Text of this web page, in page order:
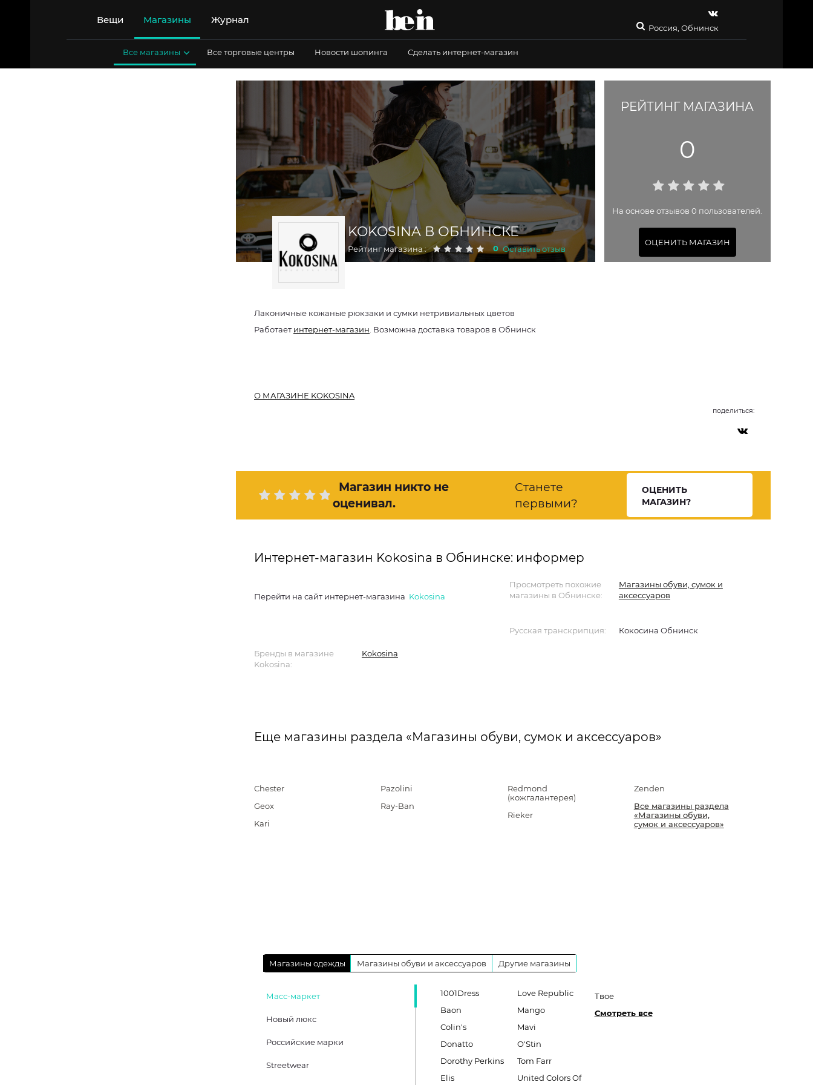
Вещи Магазины Журнал
Россия, Обнинск
Все магазины Все торговые центры Новости шопинга Сделать интернет-магазин
KOKOSINA В ОБНИНСКЕ
Рейтинг магазина : 0 Оставить отзыв
РЕЙТИНГ МАГАЗИНА
0
На основе отзывов 0 пользователей.
ОЦЕНИТЬ МАГАЗИН
Лаконичные кожаные рюкзаки и сумки нетривиальных цветов
Работаетинтернет-магазин . Возможна доставка товаров в Обнинск
О МАГАЗИНЕ KOKOSINA
поделиться:
Магазин никто не
оценивал.
Станете
первыми?
ОЦЕНИТЬ
МАГАЗИН?
Интернет-магазин Kokosina в Обнинске: информер
Перейти на сайт интернет-магазина Kokosina
Просмотреть похожие
магазины в Обнинске:
Магазины обуви, сумок и
аксессуаров
Русская транскрипция: Кокосина Обнинск
Бренды в магазине
Kokosina:
Kokosina
Еще магазины раздела «Магазины обуви, сумок и аксессуаров»
Chester
Geox
Kari
Pazolini
Ray-Ban
Redmond
(кожгалантерея)
Rieker
Zenden
Все магазины раздела
«Магазины обуви,
сумок и аксессуаров»
Магазины одежды Магазины обуви и аксессуаров Другие магазины
Масс-маркет
Новый люкс
Российские марки
Streetwear
1001Dress
Baon
Colin's
Donatto
Dorothy Perkins
Elis
Love Republic
Mango
Mavi
O'Stin
Tom Farr
United Colors Of
Твое
Смотреть все